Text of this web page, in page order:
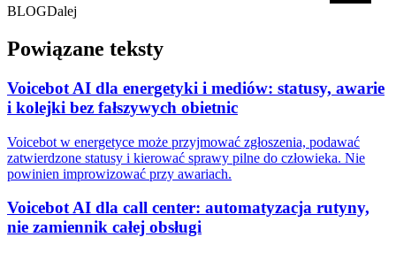
BLOGDalej
Powiązane teksty
Voicebot AI dla energetyki i mediów: statusy, awarie
i kolejki bez fałszywych obietnic
Voicebot w energetyce może przyjmować zgłoszenia, podawać
zatwierdzone statusy i kierować sprawy pilne do człowieka. Nie
powinien improwizować przy awariach.
Voicebot AI dla call center: automatyzacja rutyny,
nie zamiennik całej obsługi